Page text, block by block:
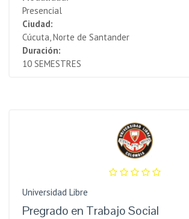
Presencial
Ciudad:
Cúcuta, Norte de Santander
Duración:
10 SEMESTRES
Universidad Libre
Pregrado en Trabajo Social